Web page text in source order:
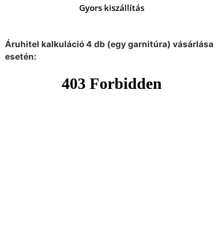
Gyors kiszállítás
Áruhitel kalkuláció 4 db (egy garnitúra) vásárlása
esetén: